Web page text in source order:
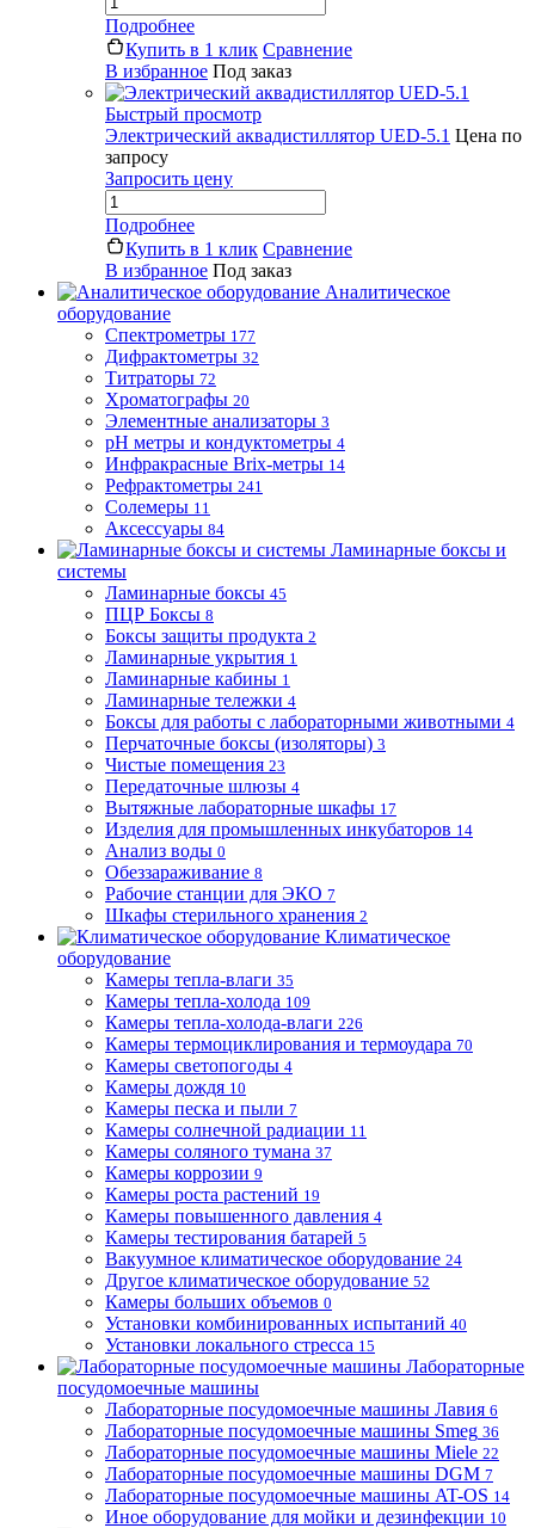
Подробнее
Купить в 1 клик Сравнение
В избранное Под заказ
Быстрый просмотр
Электрический аквадистиллятор UED-5.1 Цена по
запросу
Запросить цену
Подробнее
Купить в 1 клик Сравнение
В избранное Под заказ
Аналитическое
оборудование
Спектрометры 177
Дифрактометры 32
Титраторы 72
Хроматографы 20
Элементные анализаторы 3
pH метры и кондуктометры 4
Инфракрасные Brix-метры 14
Рефрактометры 241
Солемеры 11
Аксессуары 84
Ламинарные боксы и
системы
Ламинарные боксы 45
ПЦР Боксы 8
Боксы защиты продукта 2
Ламинарные укрытия 1
Ламинарные кабины 1
Ламинарные тележки 4
Боксы для работы с лабораторными животными 4
Перчаточные боксы (изоляторы) 3
Чистые помещения 23
Передаточные шлюзы 4
Вытяжные лабораторные шкафы 17
Изделия для промышленных инкубаторов 14
Анализ воды 0
Обеззараживание 8
Рабочие станции для ЭКО 7
Шкафы стерильного хранения 2
Климатическое
оборудование
Камеры тепла-влаги 35
Камеры тепла-холода 109
Камеры тепла-холода-влаги 226
Камеры термоциклирования и термоудара 70
Камеры светопогоды 4
Камеры дождя 10
Камеры песка и пыли 7
Камеры солнечной радиации 11
Камеры соляного тумана 37
Камеры коррозии 9
Камеры роста растений 19
Камеры повышенного давления 4
Камеры тестирования батарей 5
Вакуумное климатическое оборудование 24
Другое климатическое оборудование 52
Камеры больших объемов 0
Установки комбинированных испытаний 40
Установки локального стресса 15
Лабораторные
посудомоечные машины
Лабораторные посудомоечные машины Лавия 6
Лабораторные посудомоечные машины Smeg 36
Лабораторные посудомоечные машины Miele 22
Лабораторные посудомоечные машины DGM 7
Лабораторные посудомоечные машины AT-OS 14
Иное оборудование для мойки и дезинфекции 10